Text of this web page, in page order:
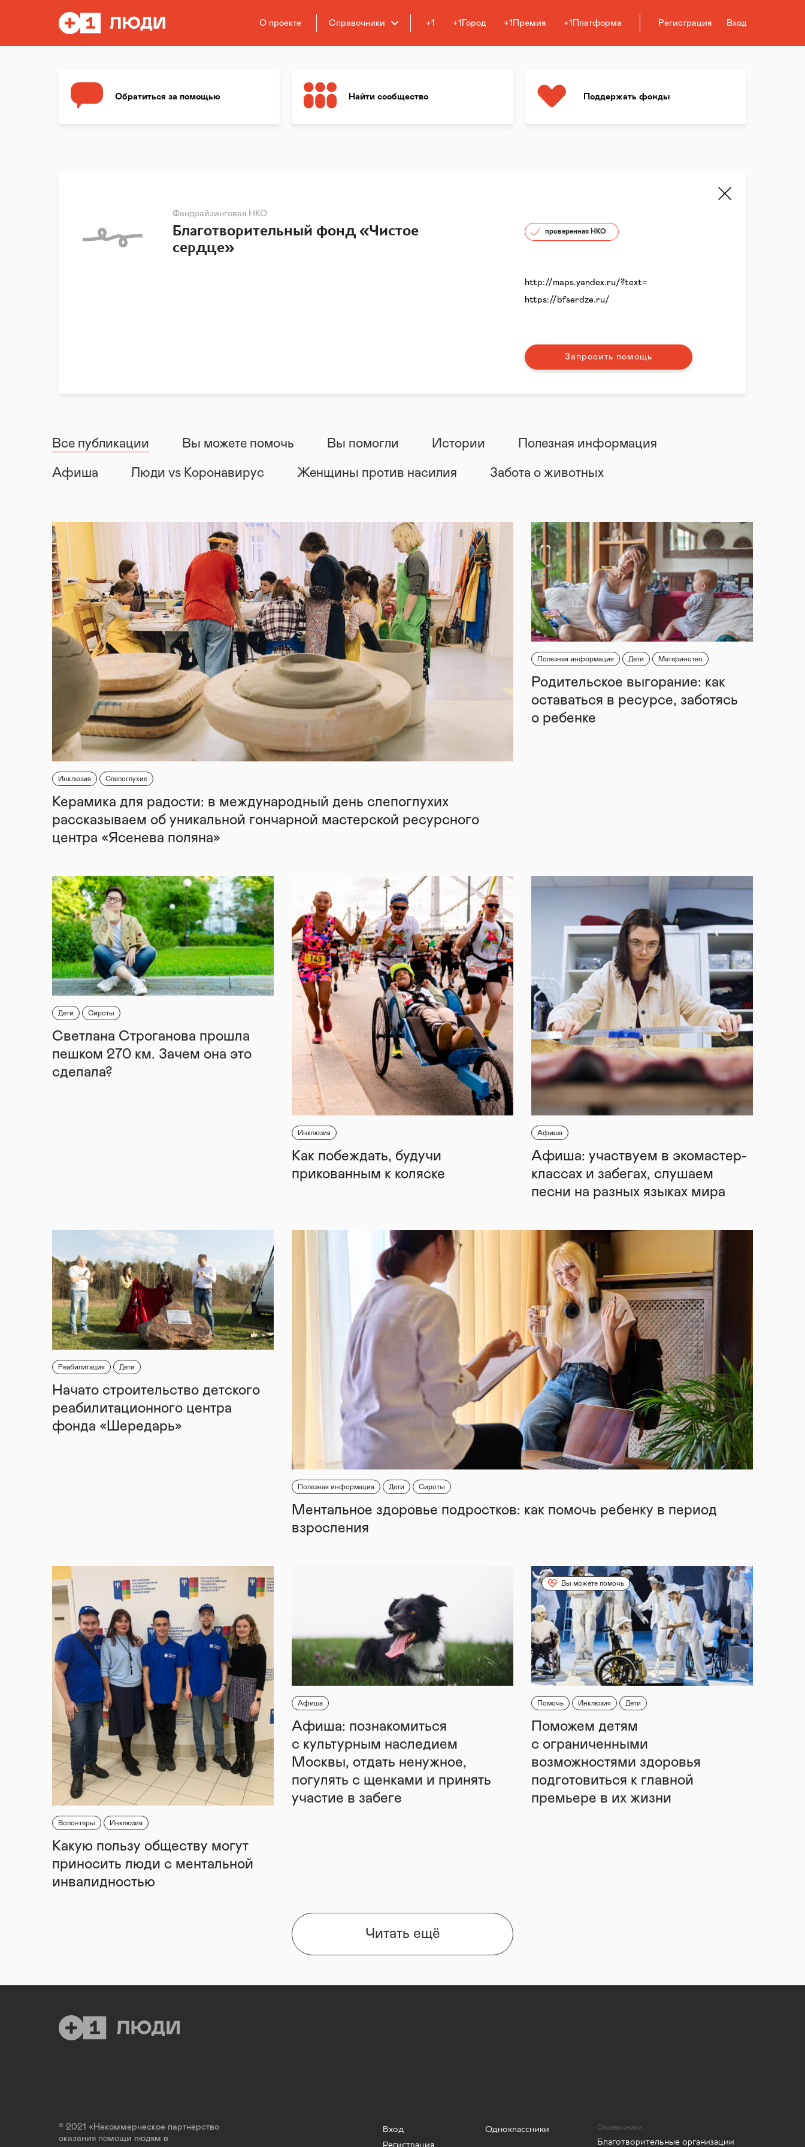
О проекте Справочники +1 +1Город +1Премия +1Платформа Регистрация Вход
Обратиться за помощью Найти сообщество Поддержать фонды
Фандрайзинговая НКО
Благотворительный фонд «Чистое
сердце»
проверенная НКО
http://maps.yandex.ru/?text=
https://bfserdze.ru/
Запросить помощь
Все публикации Вы можете помочь Вы помогли Истории Полезная информация
Афиша Люди vs Коронавирус Женщины против насилия Забота о животных
Инклюзия Слепоглухие
Керамика для радости: в международный день слепоглухих
рассказываем об уникальной гончарной мастерской ресурсного
центра «Ясенева поляна»
Полезная информация Дети Материнство
Родительское выгорание: как
оставаться в ресурсе, заботясь
о ребенке
Дети Сироты
Светлана Строганова прошла
пешком 270 км. Зачем она это
сделала?
Инклюзия
Как побеждать, будучи
прикованным к коляске
Афиша
Афиша: участвуем в экомастер-
классах и забегах, слушаем
песни на разных языках мира
Реабилитация Дети
Начато строительство детского
реабилитационного центра
фонда «Шередарь»
Полезная информация Дети Сироты
Ментальное здоровье подростков: как помочь ребенку в период
взросления
Волонтеры Инклюзия
Какую пользу обществу могут
приносить люди с ментальной
инвалидностью
Афиша
Афиша: познакомиться
с культурным наследием
Москвы, отдать ненужное,
погулять с щенками и принять
участие в забеге
Вы можете помочь
Помочь Инклюзия Дети
Поможем детям
с ограниченными
возможностями здоровья
подготовиться к главной
премьере в их жизни
Читать ещё
© 2021 «Некоммерческое партнерство
оказания помощи людям в
Вход
Регистрация
Одноклассники Справочники
Благотворительные организации